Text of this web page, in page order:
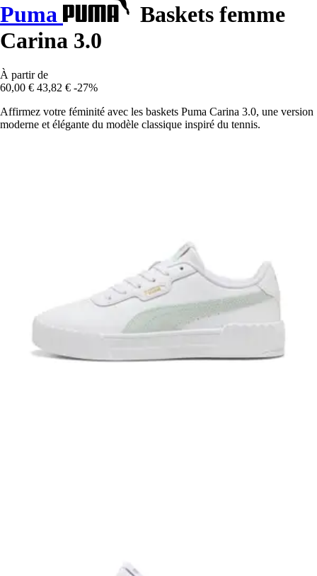
Puma
Baskets femme
Carina 3.0
À partir de
60,00 € 43,82 € -27%
Affirmez votre féminité avec les baskets Puma Carina 3.0, une version
moderne et élégante du modèle classique inspiré du tennis.